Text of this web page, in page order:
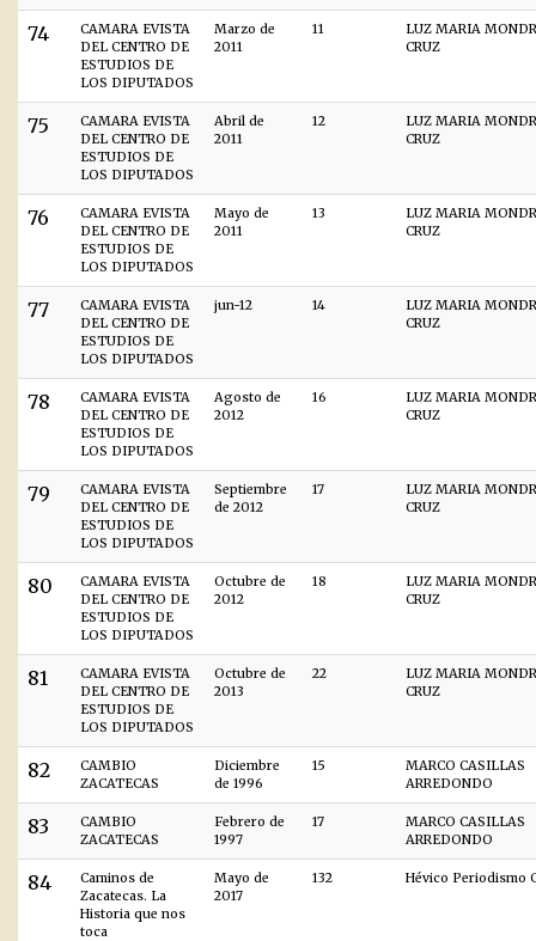
74
CAMARA EVISTA
DEL CENTRO DE
ESTUDIOS DE
LOS DIPUTADOS
Marzo de
2011
11
LUZ MARIA
CRUZ
75
CAMARA EVISTA
DEL CENTRO DE
ESTUDIOS DE
LOS DIPUTADOS
Abril de
2011
12
LUZ MARIA
CRUZ
76
CAMARA EVISTA
DEL CENTRO DE
ESTUDIOS DE
LOS DIPUTADOS
Mayo de
2011
13
LUZ MARIA
CRUZ
77
CAMARA EVISTA
DEL CENTRO DE
ESTUDIOS DE
LOS DIPUTADOS
jun-12 14
LUZ MARIA
CRUZ
78
CAMARA EVISTA
DEL CENTRO DE
ESTUDIOS DE
LOS DIPUTADOS
Agosto de
2012
16
LUZ MARIA
CRUZ
79
CAMARA EVISTA
DEL CENTRO DE
ESTUDIOS DE
LOS DIPUTADOS
Septiembre
de 2012
17
LUZ MARIA
CRUZ
80
CAMARA EVISTA
DEL CENTRO DE
ESTUDIOS DE
LOS DIPUTADOS
Octubre de
2012
18
LUZ MARIA
CRUZ
81
CAMARA EVISTA
DEL CENTRO DE
ESTUDIOS DE
LOS DIPUTADOS
Octubre de
2013
22
LUZ MARIA
CRUZ
82
CAMBIO
ZACATECAS
Diciembre
de 1996
15
MARCO CASILLAS
ARREDONDO
83
CAMBIO
ZACATECAS
Febrero de
1997
17
MARCO CASILLAS
ARREDONDO
84
Caminos de
Zacatecas. La
Historia que nos
toca
Mayo de
2017
132 Hévico Periodismo